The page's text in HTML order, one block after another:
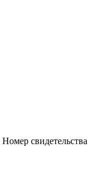
Номер свидетельства